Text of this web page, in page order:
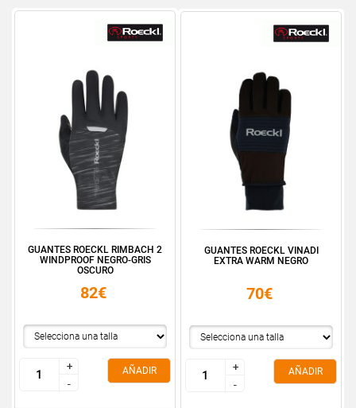
GUANTES ROECKL RIMBACH 2
WINDPROOF NEGRO-GRIS
OSCURO
82€
+
-
+
-
AÑADIR
GUANTES ROECKL VINADI
EXTRA WARM NEGRO
70€
+
-
+
-
AÑADIR